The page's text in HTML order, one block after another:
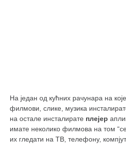
На један од кућних рачунара на
филмови, слике, музика
на остале инсталирате плејер
имате неколико филмова на том
их гледати на ТВ, телефону,